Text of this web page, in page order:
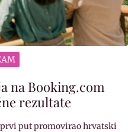
na Booking.com
rezultate
put promovirao hrvatski